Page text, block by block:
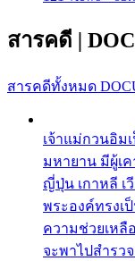
สารคดี |
สารคดีทั้งหมด
เจ้าแม่กวนอิม
มหายาน มีผู้เ
ญี่ปุ่น เกาหลี เ
พระองค์ทรง
ความช่วยเหลื
จะพาไปสำรว